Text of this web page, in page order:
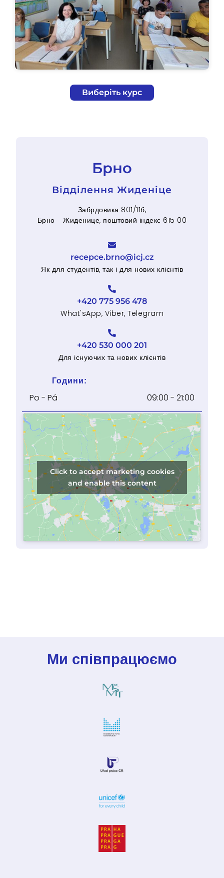
Виберіть курс
Брно
Відділення Жиденіце
Забрдовика 801/11б,
Брно - Жиденице, поштовий індекс 615 00
recepce.brno@icj.cz
Як для студентів, так і для нових клієнтів
+420 775 956 478
What'sApp, Viber, Telegram
+420 530 000 201
Для існуючих та нових клієнтів
Години:
Po - Pá 09:00 - 21:00
Click to accept marketing cookies
and enable this content
Ми співпрацюємо